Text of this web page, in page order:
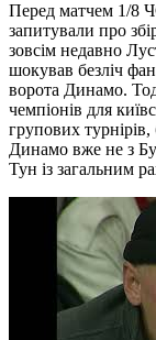
Перед матчем 1/8
запитували про
зовсім недавно
шокував безліч
ворота Динамо.
чемпіонів для
групових
Динамо вже не з
Тун із загальним